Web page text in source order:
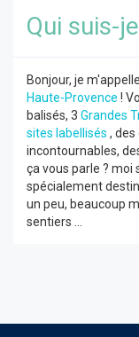
Qui suis-
Bonjour, je
Haute-Provence !
balisés, 3 Grandes
sites labellisés ,
incontournables,
ça vous parle ? moi
spécialement
un peu, beaucoup
sentiers ...